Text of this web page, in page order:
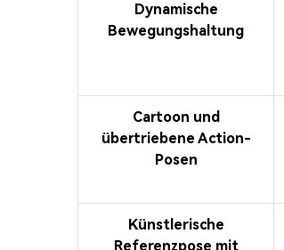
Dynamische
Bewegungshaltung
Cartoon und
übertriebene Action-
Posen
Künstlerische
Referenzpose mit